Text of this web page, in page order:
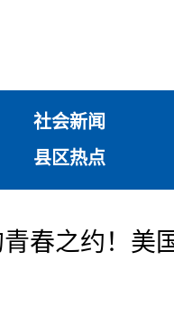
社会新闻
县区热点
春之约！美